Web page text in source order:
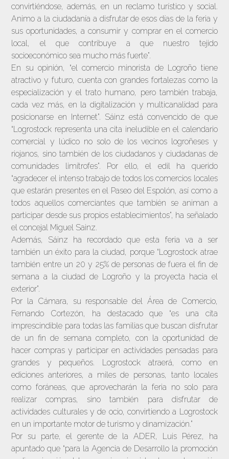
convirtiéndose, además, en un reclamo turístico y social.
Animo a la ciudadanía a disfrutar de esos días de la feria y
sus oportunidades, a consumir y comprar en el comercio
local, el que contribuye a que nuestro tejido
socioeconómico sea mucho más fuerte”.
En su opinión, “el comercio minorista de Logroño tiene
atractivo y futuro, cuenta con grandes fortalezas como la
especialización y el trato humano, pero también trabaja,
cada vez más, en la digitalización y multicanalidad para
posicionarse en Internet”. Sáinz está convencido de que
“Logrostock representa una cita ineludible en el calendario
comercial y lúdico no solo de los vecinos logroñeses y
riojanos, sino también de los ciudadanos y ciudadanas de
comunidades limítrofes”. Por ello, el edil ha querido
“agradecer el intenso trabajo de todos los comercios locales
que estarán presentes en el Paseo del Espolón, así como a
todos aquellos comerciantes que también se animan a
participar desde sus propios establecimientos”, ha señalado
el concejal Miguel Sainz.
Además, Sáinz ha recordado que esta feria va a ser
también un éxito para la ciudad, porque “Logrostock atrae
también entre un 20 y 25% de personas de fuera el fin de
semana a la ciudad de Logroño y la proyecta hacia el
exterior”.
Por la Cámara, su responsable del Área de Comercio,
Fernando Cortezón, ha destacado que “es una cita
imprescindible para todas las familias que buscan disfrutar
de un fin de semana completo, con la oportunidad de
hacer compras y participar en actividades pensadas para
grandes y pequeños. Logrostock atraerá, como en
ediciones anteriores, a miles de personas, tanto locales
como foráneas, que aprovecharán la feria no solo para
realizar compras, sino también para disfrutar de
actividades culturales y de ocio, convirtiendo a Logrostock
en un importante motor de turismo y dinamización.”
Por su parte, el gerente de la ADER, Luis Pérez, ha
apuntado que “para la Agencia de Desarrollo la promoción